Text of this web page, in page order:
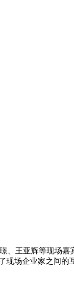
、王亚辉等现场嘉
现场企业家之间的